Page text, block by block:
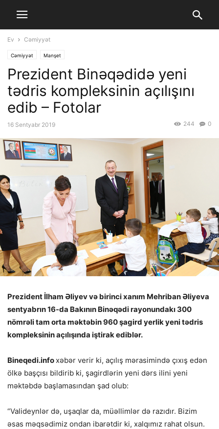
Ev Cəmiyyət
Cəmiyyət Manşet
Prezident Binəqədidə yeni
tədris kompleksinin açılışını
edib – Fotolar
16 Sentyabr 2019 0
244
Prezident İlham Əliyev və birinci xanım Mehriban Əliyeva
sentyabrın 16-da Bakının Binəqədi rayonundakı 300
nömrəli tam orta məktəbin 960 şagird yerlik yeni tədris
kompleksinin açılışında iştirak ediblər.
Bineqedi.info xəbər verir ki, açılış mərasimində çıxış edən
ölkə başçısı bildirib ki, şagirdlərin yeni dərs ilini yeni
məktəbdə başlamasından şad olub:
“Valideynlər də, uşaqlar da, müəllimlər də razıdır. Bizim
əsas məqsədimiz ondan ibarətdir ki, xalqımız rahat olsun.